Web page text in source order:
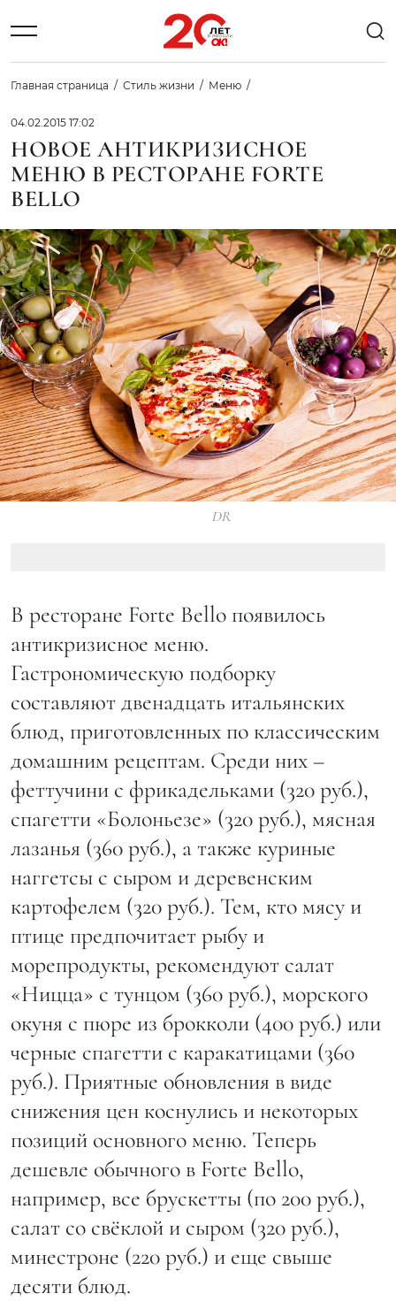
Главная страница Стиль жизни Меню
04.02.2015 17:02
НОВОЕ АНТИКРИЗИСНОЕ
МЕНЮ В РЕСТОРАНЕ FORTЕ
BELLO
DR
В ресторане Fortе Bello появилось
антикризисное меню.
Гастрономическую подборку
составляют двенадцать итальянских
блюд, приготовленных по классическим
домашним рецептам. Среди них –
феттучини с фрикадельками (320 руб.),
спагетти «Болоньезе» (320 руб.), мясная
лазанья (360 руб.), а также куриные
наггетсы с сыром и деревенским
картофелем (320 руб.). Тем, кто мясу и
птице предпочитает рыбу и
морепродукты, рекомендуют салат
«Ницца» с тунцом (360 руб.), морского
окуня с пюре из брокколи (400 руб.) или
черные спагетти с каракатицами (360
руб.). Приятные обновления в виде
снижения цен коснулись и некоторых
позиций основного меню. Теперь
дешевле обычного в Forte Bello,
например, все брускетты (по 200 руб.),
салат со свëклой и сыром (320 руб.),
минестроне (220 руб.) и еще свыше
десяти блюд.